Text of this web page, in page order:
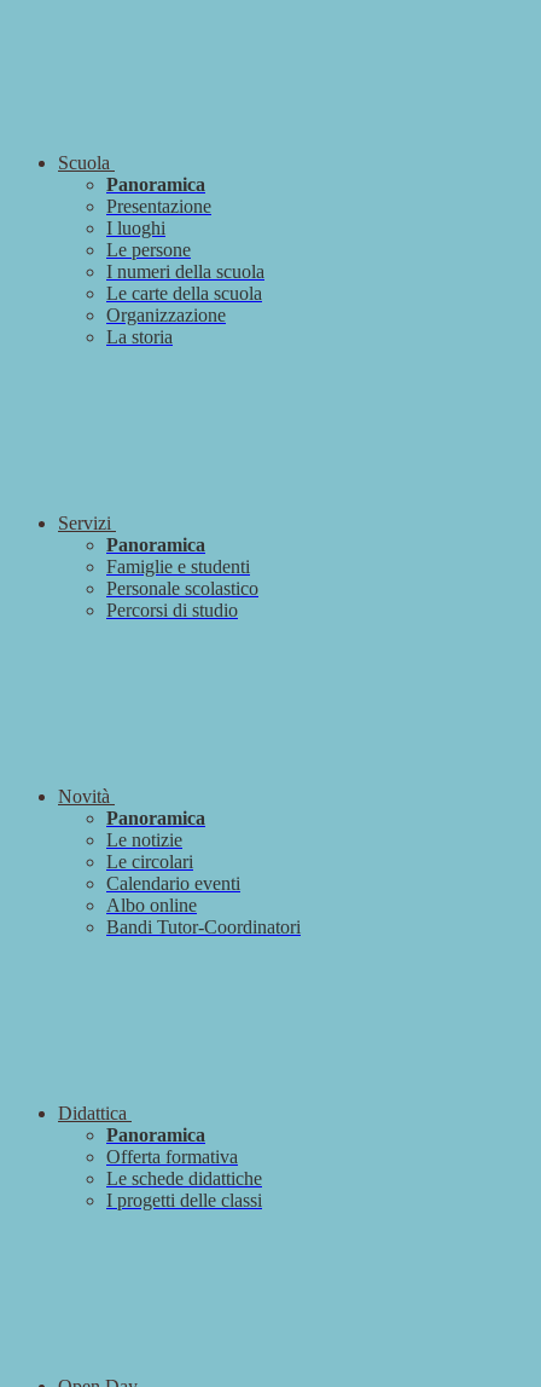
Scuola
Panoramica
Presentazione
I luoghi
Le persone
I numeri della scuola
Le carte della scuola
Organizzazione
La storia
Servizi
Panoramica
Famiglie e studenti
Personale scolastico
Percorsi di studio
Novità
Panoramica
Le notizie
Le circolari
Calendario eventi
Albo online
Bandi Tutor-Coordinatori
Didattica
Panoramica
Offerta formativa
Le schede didattiche
I progetti delle classi